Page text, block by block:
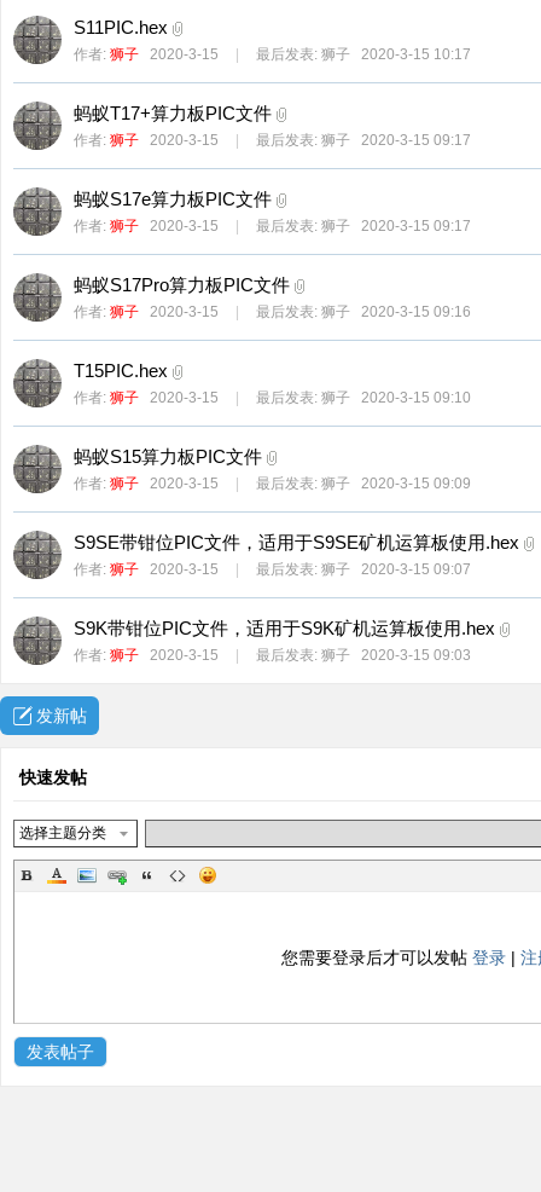
S11PIC.hex
作者: 狮子 2020-3-15 最后发表: 狮子 2020-3-15 10:17
蚂蚁T17+算力板PIC文件
作者: 狮子 2020-3-15 最后发表: 狮子 2020-3-15 09:17
蚂蚁S17e算力板PIC文件
作者: 狮子 2020-3-15 最后发表: 狮子 2020-3-15 09:17
蚂蚁S17Pro算力板PIC文件
作者: 狮子 2020-3-15 最后发表: 狮子 2020-3-15 09:16
T15PIC.hex
作者: 狮子 2020-3-15 最后发表: 狮子 2020-3-15 09:10
蚂蚁S15算力板PIC文件
作者: 狮子 2020-3-15 最后发表: 狮子 2020-3-15 09:09
S9SE带钳位PIC文件，适用于S9SE矿机运算板使用.hex
作者: 狮子 2020-3-15 最后发表: 狮子 2020-3-15 09:07
S9K带钳位PIC文件，适用于S9K矿机运算板使用.hex
作者: 狮子 2020-3-15 最后发表: 狮子 2020-3-15 09:03
发新帖
快速发帖
选择主题分类
您需要登录后才可以发帖 登录 | 注
发表帖子